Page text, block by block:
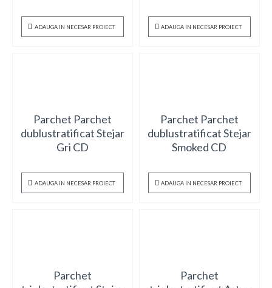
ADAUGA IN NECESAR PROIECT ADAUGA IN NECESAR PROIECT
Parchet Parchet
dublustratificat Stejar
Gri CD
ADAUGA IN NECESAR PROIECT
Parchet Parchet
dublustratificat Stejar
Smoked CD
ADAUGA IN NECESAR PROIECT
Parchet
Parchet